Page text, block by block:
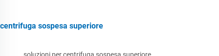
centrifuga sospesa superiore